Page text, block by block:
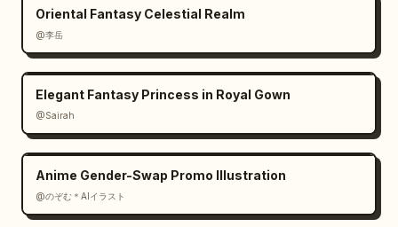
Propósito:
Comunicar visualmente el mundo en el que vive
Cree materiales de ambientación donde el
arquitectura, el transporte y los orígenes de
la vestimenta aparezcan como un todo
unificado.
Oriental Fantasy Celestial Realm
@李岳
Elegant Fantasy Princess in Royal Gown
@Sairah
Anime Gender-Swap Promo Illustration
@のぞむ＊AIイラスト